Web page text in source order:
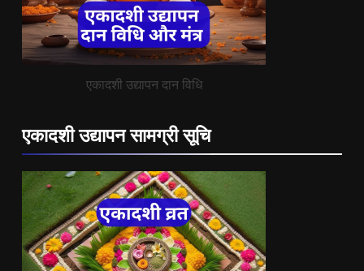
एकादशी उद्यापन दान विधि
एकादशी उद्यापन सामग्री सूचि